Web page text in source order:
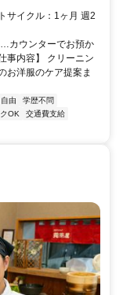
サイクル：1ヶ月 週2
カウンターでお預か
事内容】 クリーニン
お洋服のケア提案ま
由
学歴不問
OK
交通費支給